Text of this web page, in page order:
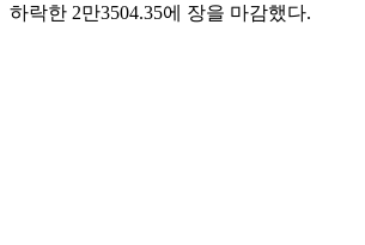
하락한 2만3504.35에 장을 마감했다.